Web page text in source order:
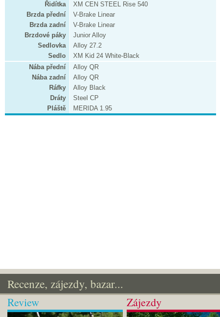
Řidítka
XM CEN STEEL Rise 540
Brzda přední
V-Brake Linear
Brzda zadní
V-Brake Linear
Brzdové páky
Junior Alloy
Sedlovka
Alloy 27.2
Sedlo
XM Kid 24 White-Black
Nába přední
Alloy QR
Nába zadní
Alloy QR
Ráfky
Alloy Black
Dráty
Steel CP
Pláště
MERIDA 1.95
Recenze, zájezdy, bazar...
Review Zájezdy